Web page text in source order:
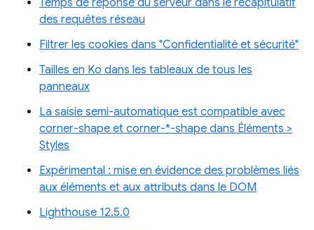
Temps de réponse du serveur dans le récapitulatif
des requêtes réseau
Filtrer les cookies dans "Confidentialité et sécurité"
Tailles en Ko dans les tableaux de tous les
panneaux
La saisie semi-automatique est compatible avec
corner-shape et corner-*-shape dans Éléments >
Styles
Expérimental : mise en évidence des problèmes liés
aux éléments et aux attributs dans le DOM
Lighthouse 12.5.0